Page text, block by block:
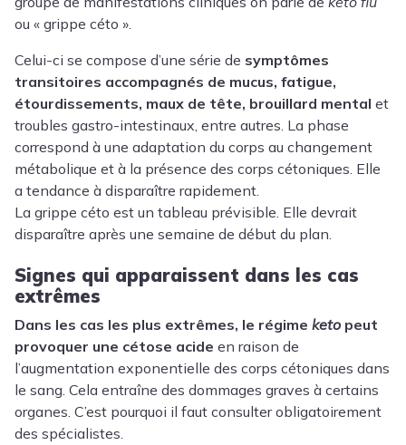
ou « grippe céto ».
Celui-ci se compose d’une série de symptômes
transitoires accompagnés de mucus, fatigue,
étourdissements, maux de tête, brouillard mental et
troubles gastro-intestinaux, entre autres. La phase
correspond à une adaptation du corps au changement
métabolique et à la présence des corps cétoniques. Elle
a tendance à disparaître rapidement.
La grippe céto est un tableau prévisible. Elle devrait
disparaître après une semaine de début du plan.
Signes qui apparaissent dans les cas
extrêmes
Dans les cas les plus extrêmes, le régime keto peut
provoquer une cétose acide en raison de
l’augmentation exponentielle des corps cétoniques dans
le sang. Cela entraîne des dommages graves à certains
organes. C’est pourquoi il faut consulter obligatoirement
des spécialistes.